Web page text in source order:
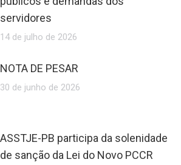
servidores
14 de julho de 2026
NOTA DE PESAR
30 de junho de 2026
ASSTJE-PB participa da solenidade
de sanção da Lei do Novo PCCR